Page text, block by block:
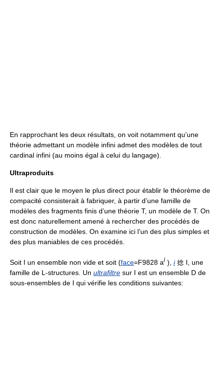
En rapprochant les deux résultats, on voit notamment qu’une
théorie admettant un modèle infini admet des modèles de tout
cardinal infini (au moins égal à celui du langage).
Ultraproduits
Il est clair que le moyen le plus direct pour établir le théorème de
compacité consisterait à fabriquer, à partir d’une famille de
modèles des fragments finis d’une théorie T, un modèle de T. On
est donc naturellement amené à rechercher des procédés de
construction de modèles. On examine ici l’un des plus simples et
des plus maniables de ces procédés.
Soit I un ensemble non vide et soit (face=F9828 ai ), i捻 I, une
famille de L-structures. Un ultrafiltre sur I est un ensemble D de
sous-ensembles de I qui vérifie les conditions suivantes: